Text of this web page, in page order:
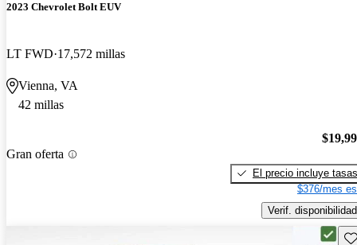
2023 Chevrolet Bolt EUV
LT FWD 17,572 millas
Vienna, VA
42 millas
Gran oferta
El precio incluye tasas
$376/mes
Verif. disponibilidad